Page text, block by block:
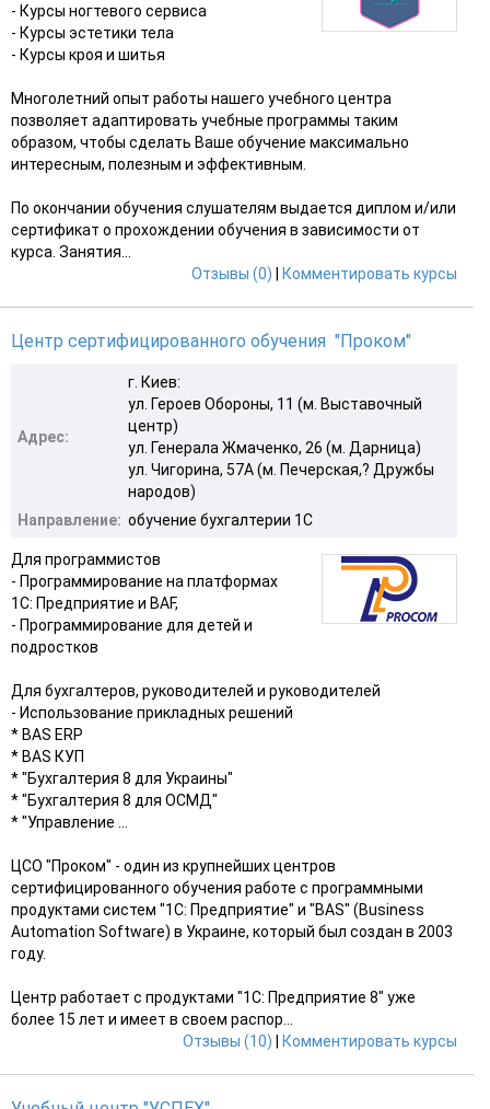
- Курсы ногтевого сервиса
- Курсы эстетики тела
- Курсы кроя и шитья
Многолетний опыт работы нашего учебного центра
позволяет адаптировать учебные программы таким
образом, чтобы сделать Ваше обучение максимально
интересным, полезным и эффективным.
По окончании обучения слушателям выдается диплом и/или
сертификат о прохождении обучения в зависимости от
курса. Занятия...
Отзывы (0)
Комментировать курсы
Центр сертифицированного обучения "Проком"
Адрес:
г. Киев:
ул. Героев Обороны, 11 (м. Выставочный
центр)
ул. Генерала Жмаченко, 26 (м. Дарница)
ул. Чигорина, 57А (м. Печерская,? Дружбы
народов)
Направление: обучение бухгалтерии 1С
Для программистов
- Программирование на платформах
1С: Предприятие и BAF,
- Программирование для детей и
подростков
Для бухгалтеров, руководителей и руководителей
- Использование прикладных решений
* BAS ERP
* BAS КУП
* "Бухгалтерия 8 для Украины"
* "Бухгалтерия 8 для ОСМД"
* "Управление ...
ЦСО "Проком" - один из крупнейших центров
сертифицированного обучения работе с программными
продуктами систем "1С: Предприятие" и "BAS" (Business
Automation Software) в Украине, который был создан в 2003
году.
Центр работает с продуктами "1С: Предприятие 8" уже
более 15 лет и имеет в своем распор...
Отзывы (10)
Комментировать курсы